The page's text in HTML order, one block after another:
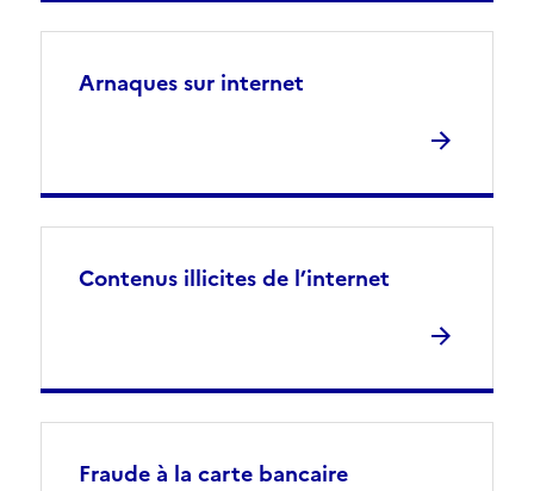
Arnaques sur internet
Contenus illicites de l’internet
Fraude à la carte bancaire